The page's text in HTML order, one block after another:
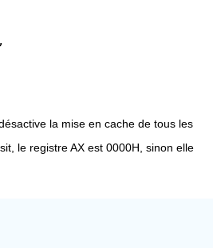
la mise en cache de tous les
le registre AX est 0000H, sinon elle